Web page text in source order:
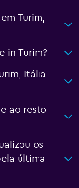
Turim,
in Turim?
Itália
ao resto
os
última